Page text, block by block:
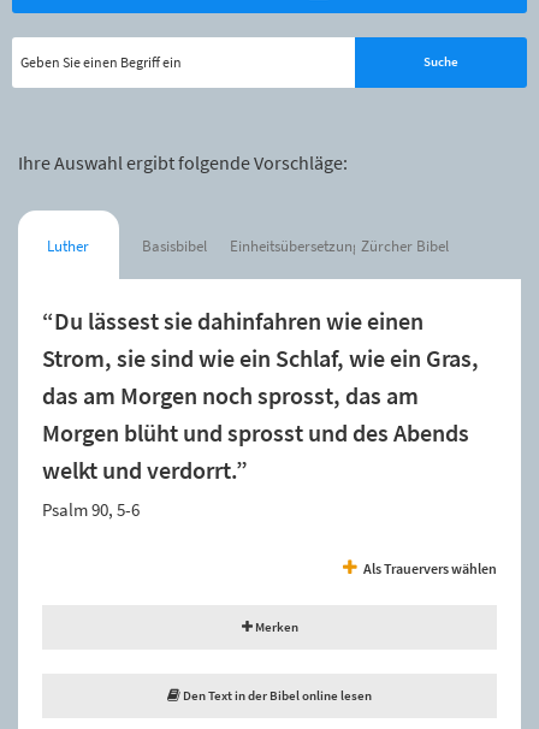
Ihre Auswahl ergibt folgende Vorschläge:
Luther Basisbibel Einheitsübersetzung Zürcher Bibel
“Du lässest sie dahinfahren wie einen
Strom, sie sind wie ein Schlaf, wie ein Gras,
das am Morgen noch sprosst, das am
Morgen blüht und sprosst und des Abends
welkt und verdorrt.”
Psalm 90, 5-6
Als Trauervers wählen
Merken
Den Text in der Bibel online lesen